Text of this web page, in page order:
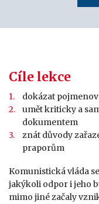
Cíle lekce
dokázat
umět kriticky a
dokumentem
znát důvody
praporům
Komunistická vláda
jakýkoli odpor i jeho
mimo jiné začaly